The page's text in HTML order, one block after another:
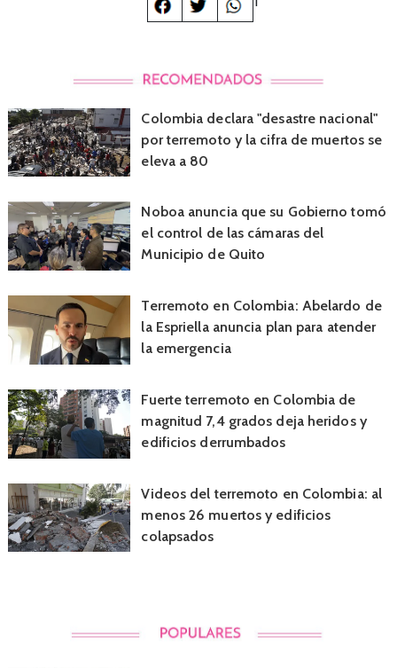
Colombia declara "desastre nacional"
por terremoto y la cifra de muertos se
eleva a 80
Noboa anuncia que su Gobierno tomó
el control de las cámaras del
Municipio de Quito
Terremoto en Colombia: Abelardo de
la Espriella anuncia plan para atender
la emergencia
Fuerte terremoto en Colombia de
magnitud 7,4 grados deja heridos y
edificios derrumbados
Videos del terremoto en Colombia: al
menos 26 muertos y edificios
colapsados